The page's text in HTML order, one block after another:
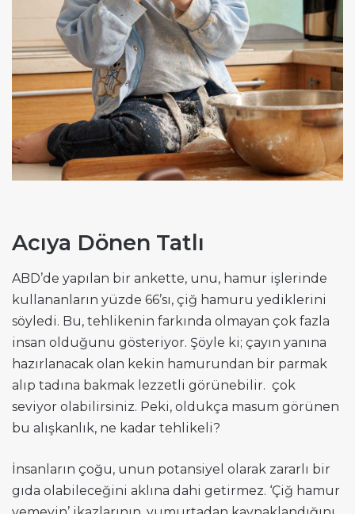
Acıya Dönen Tatlı
ABD’de yapılan bir ankette, unu, hamur işlerinde
kullananların yüzde 66’sı, çiğ hamuru yediklerini
söyledi. Bu, tehlikenin farkında olmayan çok fazla
insan olduğunu gösteriyor. Şöyle ki; çayın yanına
hazırlanacak olan kekin hamurundan bir parmak
alıp tadına bakmak lezzetli görünebilir. çok
seviyor olabilirsiniz. Peki, oldukça masum görünen
bu alışkanlık, ne kadar tehlikeli?
İnsanların çoğu, unun potansiyel olarak zararlı bir
gıda olabileceğini aklına dahi getirmez. ‘Çiğ hamur